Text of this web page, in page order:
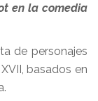
en la comedia
de personajes
basados en